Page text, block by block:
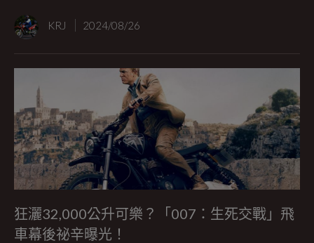
KRJ 2024/08/26
狂灑32,000公升可樂？「007：生死交戰」飛
車幕後祕辛曝光！